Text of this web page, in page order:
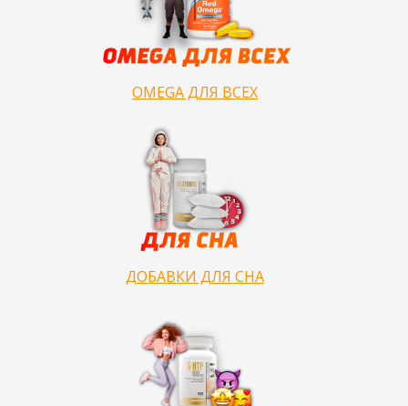
OMEGA ДЛЯ ВСЕХ
ДОБАВКИ ДЛЯ СНА